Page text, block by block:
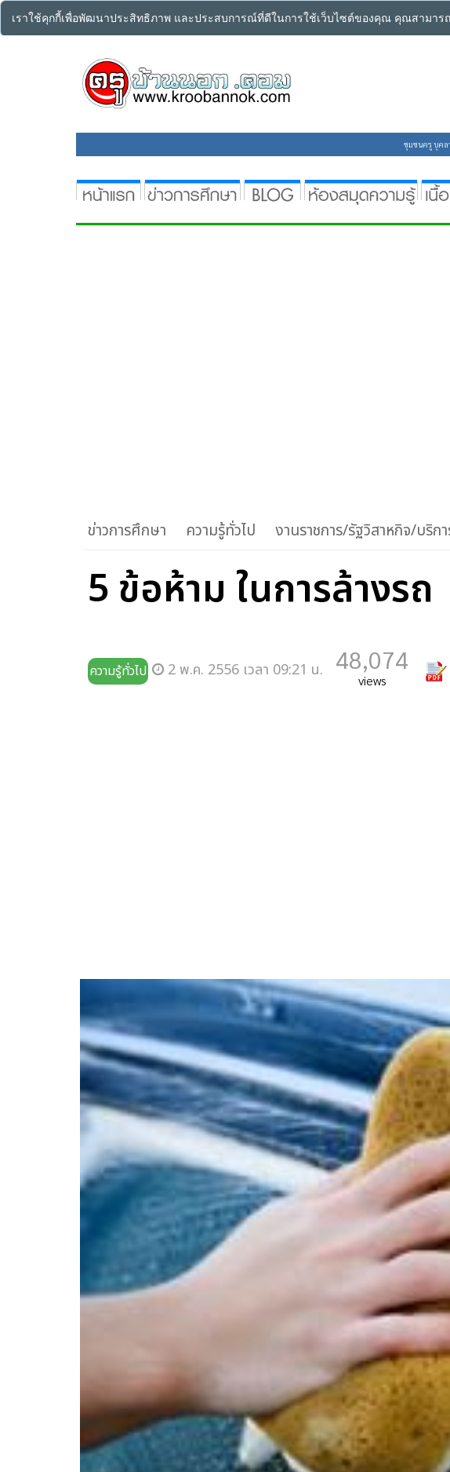
เราใช้คุกกี้เพื่อพัฒนาประสิทธิภาพ และประสบการณ์ที่ดีในการใช้เว็บไซต์ของคุณ คุณสามารถ
ชุมชนครู บุคล
ข่าวการศึกษา ความรู้ทั่วไป งานราชการ/รัฐวิสาหกิจ/บริก
5 ข้อห้าม ในการล้างรถ
ความรู้ทั่วไป 2 พ.ค. 2556 เวลา 09:21 น. 48,074
views